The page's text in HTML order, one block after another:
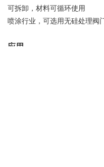
可拆卸，材料可循环使用
喷涂行业，可选用无硅处理阀
应用